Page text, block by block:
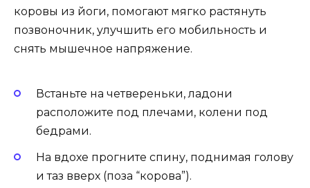
коровы из йоги, помогают мягко растянуть
позвоночник, улучшить его мобильность и
снять мышечное напряжение.
Встаньте на четвереньки, ладони
расположите под плечами, колени под
бедрами.
На вдохе прогните спину, поднимая голову
и таз вверх (поза “корова”).